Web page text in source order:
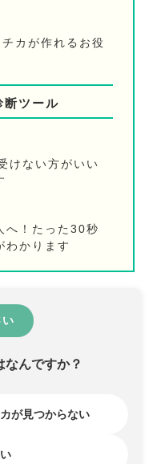
カが作れるお役
断ツール
けない方がいい
へ！たった30秒
わかります